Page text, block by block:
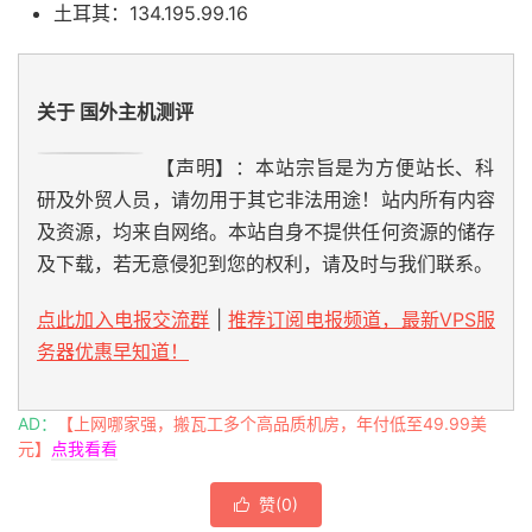
土耳其：134.195.99.16
关于 国外主机测评
【声明】：本站宗旨是为方便站长、科
研及外贸人员，请勿用于其它非法用途！站内所有内容
及资源，均来自网络。本站自身不提供任何资源的储存
及下载，若无意侵犯到您的权利，请及时与我们联系。
点此加入电报交流群
推荐订阅电报频道，最新VPS服
务器优惠早知道！
AD：
【上网哪家强，搬瓦工多个高品质机房，年付低至49.99美
元】
点我看看
 赞(0)